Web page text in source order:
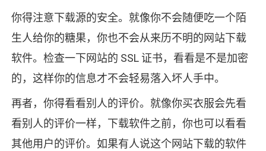
你得注意下载源的安全。就像你不会随便吃一个陌
生人给你的糖果，你也不会从来历不明的网站下载
软件。检查一下网站的 SSL 证书，看看是不是加密
的，这样你的信息才不会轻易落入坏人手中。
再者，你得看看别人的评价。就像你买衣服会先看
看别人的评价一样，下载软件之前，你也可以看看
其他用户的评价。如果有人说这个网站下载的软件